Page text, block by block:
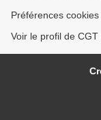
Préférences cookies
Voir le profil de